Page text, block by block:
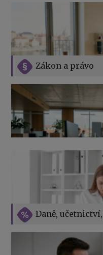
Daně,
Zákon a právo
Vše o překážkách v práci
Jak na podnikání při
Přehledy pro OSSZ a
v roce 2026